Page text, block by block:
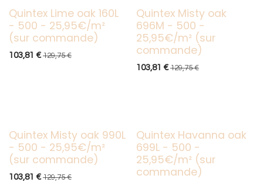
Quintex Lime oak 160L
- 500 - 25,95€/m²
(sur commande)
103,81 € 129,75€
Quintex Misty oak
696M - 500 -
25,95€/m² (sur
commande)
103,81 € 129,75€
Quintex Misty oak 990L
- 500 - 25,95€/m²
(sur commande)
103,81 € 129,75€
Quintex Havanna oak
699L - 500 -
25,95€/m² (sur
commande)